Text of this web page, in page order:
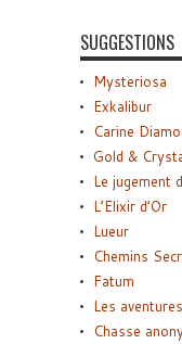
SUGGESTIONS
Mysteriosa
Exkalibur
Carine
Gold &
Le jugement
L’Elixir d’Or
Lueur
Chemins
Fatum
Les
Chasse